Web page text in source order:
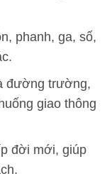
phanh, ga, số,
đường trường,
giao thông
đời mới, giúp